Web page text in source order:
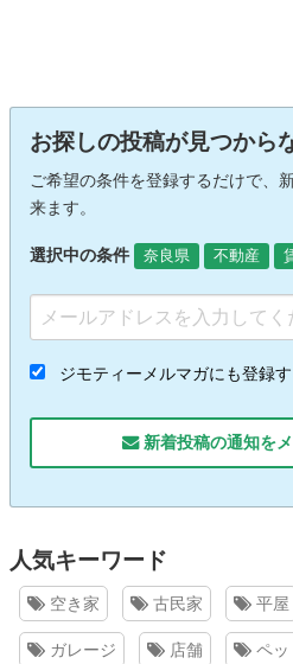
お探しの投稿が見つから
ご希望の条件を登録するだけで、
来ます。
選択中の条件 奈良県 不動産
ジモティーメルマガにも登録
新着投稿の通知を
人気キーワード
空き家 古民家 平屋
ガレージ 店舗 ペッ